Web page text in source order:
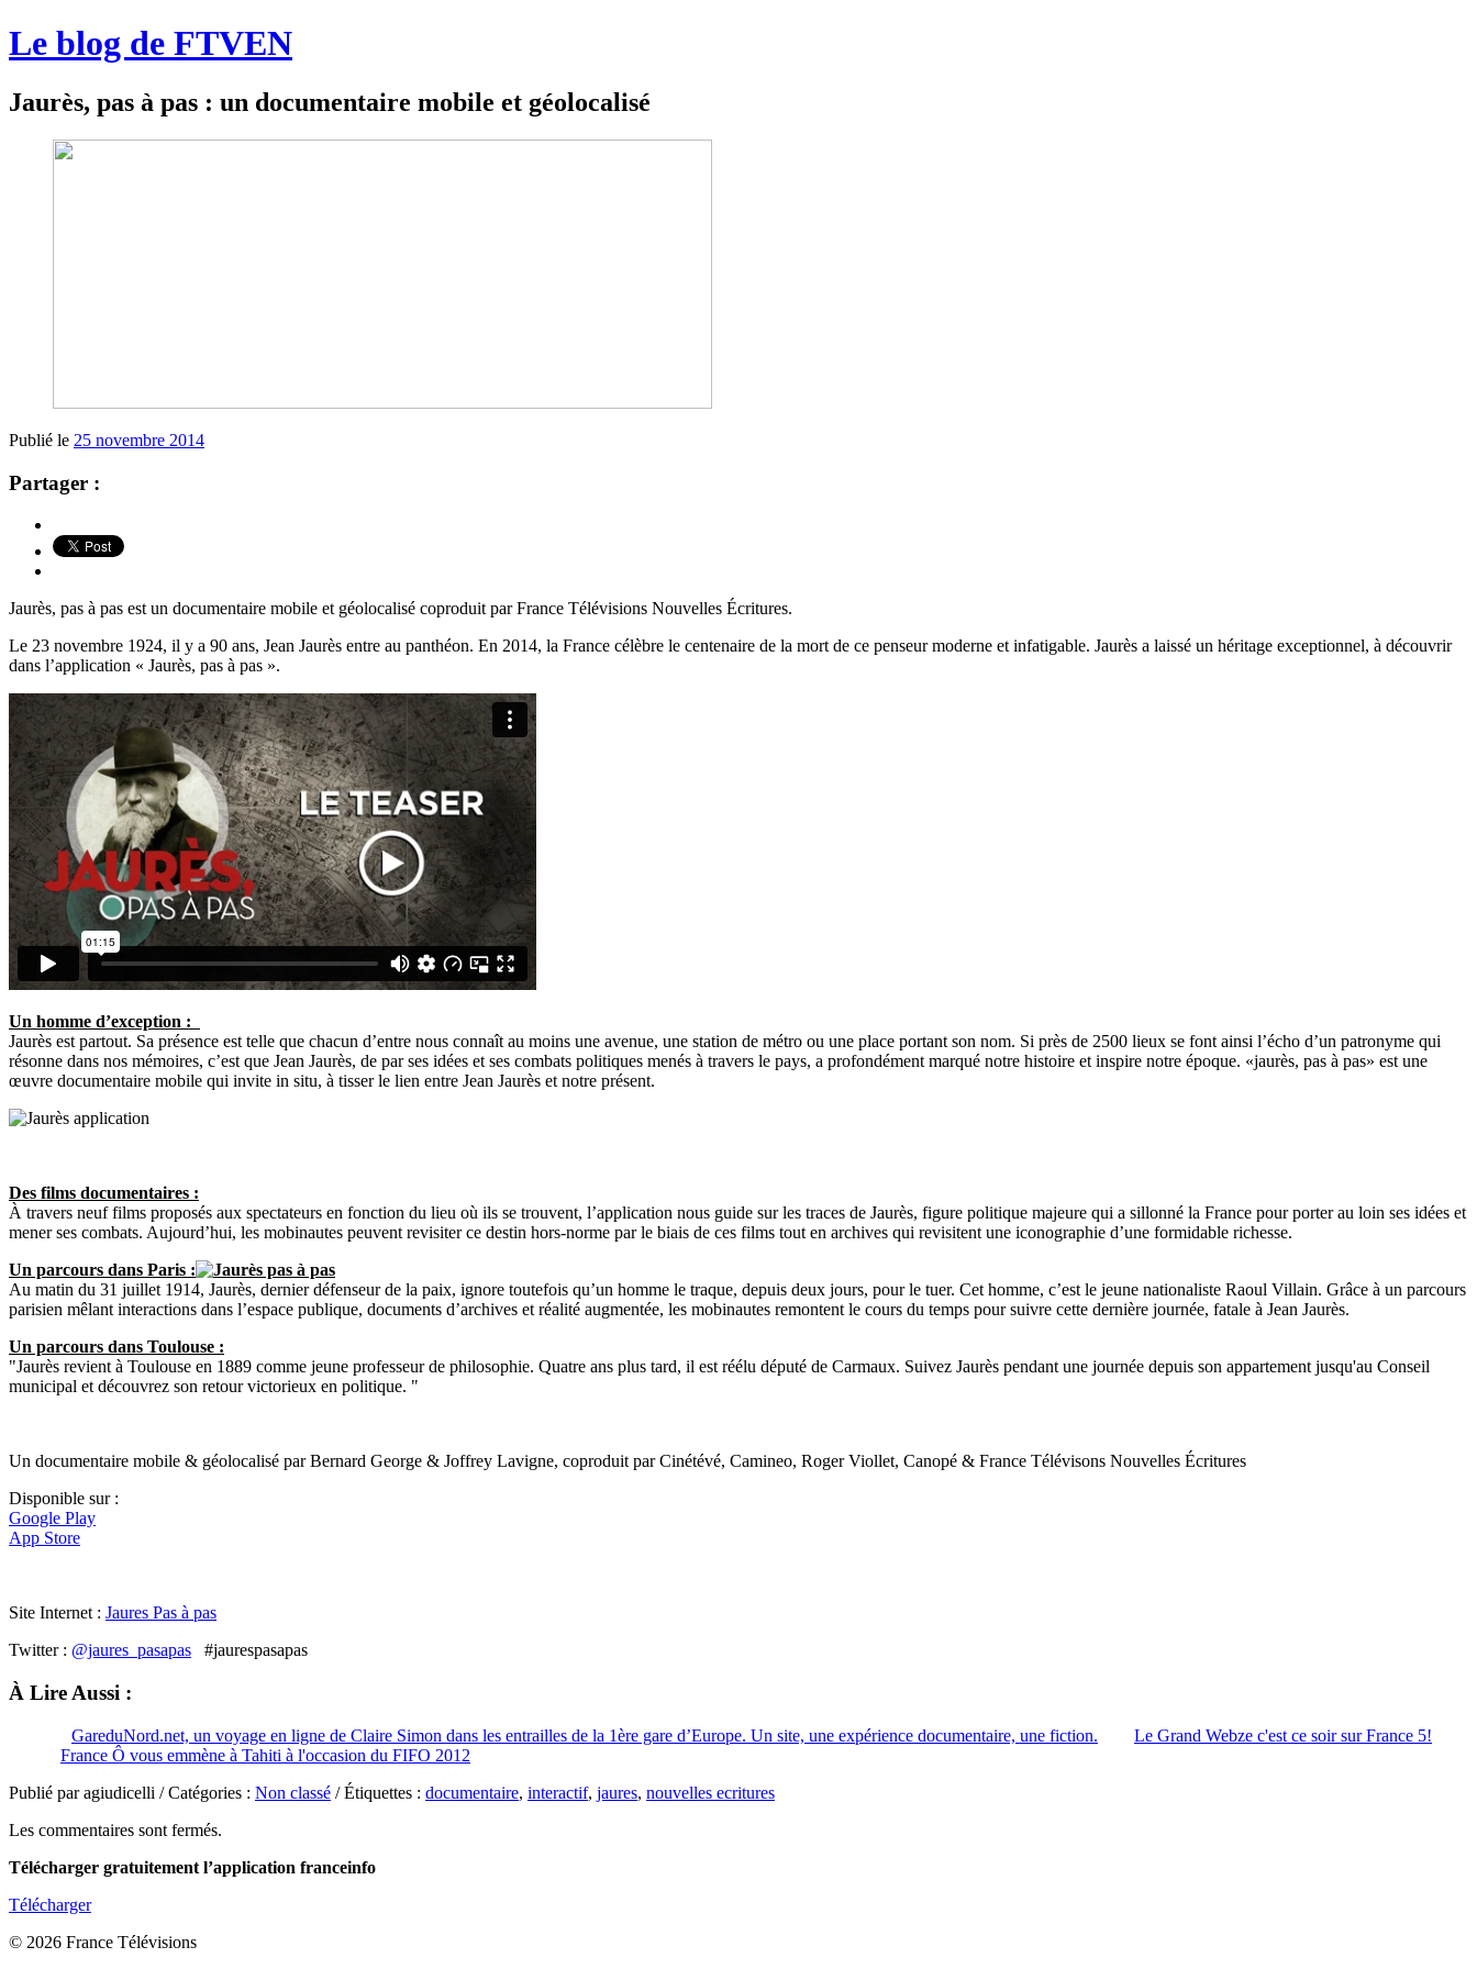
Le blog de FTVEN
Jaurès, pas à pas : un documentaire mobile et géolocalisé
Publié le 25 novembre 2014
Partager :
Jaurès, pas à pas est un documentaire mobile et géolocalisé coproduit par France Télévisions Nouvelles Écritures.
Le 23 novembre 1924, il y a 90 ans, Jean Jaurès entre au panthéon. En 2014, la France célèbre le centenaire de la mort de ce penseur moderne et infatigable. Jaurès a laissé un héritage exceptionnel, à découvrir
dans l’application « Jaurès, pas à pas ».
Un homme d’exception :
Jaurès est partout. Sa présence est telle que chacun d’entre nous connaît au moins une avenue, une station de métro ou une place portant son nom. Si près de 2500 lieux se font ainsi l’écho d’un patronyme qui
résonne dans nos mémoires, c’est que Jean Jaurès, de par ses idées et ses combats politiques menés à travers le pays, a profondément marqué notre histoire et inspire notre époque. «jaurès, pas à pas» est une
œuvre documentaire mobile qui invite in situ, à tisser le lien entre Jean Jaurès et notre présent.
Des films documentaires :
À travers neuf films proposés aux spectateurs en fonction du lieu où ils se trouvent, l’application nous guide sur les traces de Jaurès, figure politique majeure qui a sillonné la France pour porter au loin ses idées et
mener ses combats. Aujourd’hui, les mobinautes peuvent revisiter ce destin hors-norme par le biais de ces films tout en archives qui revisitent une iconographie d’une formidable richesse.
Un parcours dans Paris :
Au matin du 31 juillet 1914, Jaurès, dernier défenseur de la paix, ignore toutefois qu’un homme le traque, depuis deux jours, pour le tuer. Cet homme, c’est le jeune nationaliste Raoul Villain. Grâce à un parcours
parisien mêlant interactions dans l’espace publique, documents d’archives et réalité augmentée, les mobinautes remontent le cours du temps pour suivre cette dernière journée, fatale à Jean Jaurès.
Un parcours dans Toulouse :
"Jaurès revient à Toulouse en 1889 comme jeune professeur de philosophie. Quatre ans plus tard, il est réélu député de Carmaux. Suivez Jaurès pendant une journée depuis son appartement jusqu'au Conseil
municipal et découvrez son retour victorieux en politique. "
Un documentaire mobile & géolocalisé par Bernard George & Joffrey Lavigne, coproduit par Cinétévé, Camineo, Roger Viollet, Canopé & France Télévisons Nouvelles Écritures
Disponible sur :
Google Play
App Store
Site Internet : Jaures Pas à pas
Twitter : @jaures_pasapas #jaurespasapas
À Lire Aussi :
GareduNord.net, un voyage en ligne de Claire Simon dans les entrailles de la 1ère gare d’Europe. Un site, une expérience documentaire, une fiction.
Le Grand Webze c'est ce soir sur France 5!
France Ô vous emmène à Tahiti à l'occasion du FIFO 2012
Publié par agiudicelli / Catégories : Non classé / Étiquettes : documentaire, interactif, jaures, nouvelles ecritures
Les commentaires sont fermés.
Télécharger gratuitement l’application franceinfo
Télécharger
© 2026 France Télévisions